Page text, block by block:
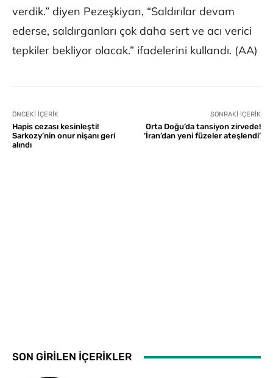
verdik.” diyen Pezeşkiyan, “Saldırılar devam
ederse, saldırganları çok daha sert ve acı verici
tepkiler bekliyor olacak.” ifadelerini kullandı. (AA)
ÖNCEKI İÇERIK
Hapis cezası kesinleşti!
Sarkozy’nin onur nişanı geri
alındı
SONRAKI İÇERIK
Orta Doğu’da tansiyon zirvede!
‘İran’dan yeni füzeler ateşlendi’
SON GİRİLEN İÇERİKLER